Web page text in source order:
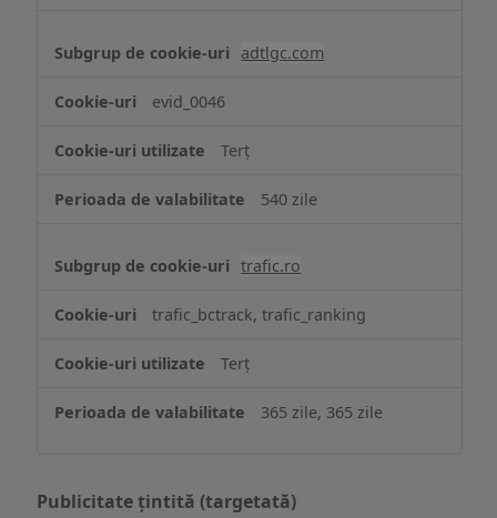
adtlgc.com
evid_0046
Terț
540 zile
trafic.ro
trafic_bctrack, trafic_ranking
Terț
365 zile, 365 zile
Publicitate țintită (targetată)